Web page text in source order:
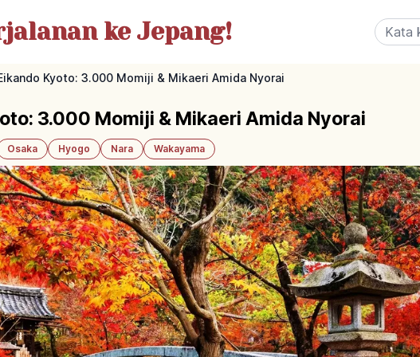
ke Jepang!
Kyoto: 3.000 Momiji & Mikaeri Amida Nyorai
3.000 Momiji & Mikaeri Amida Nyorai
Osaka Hyogo Nara Wakayama